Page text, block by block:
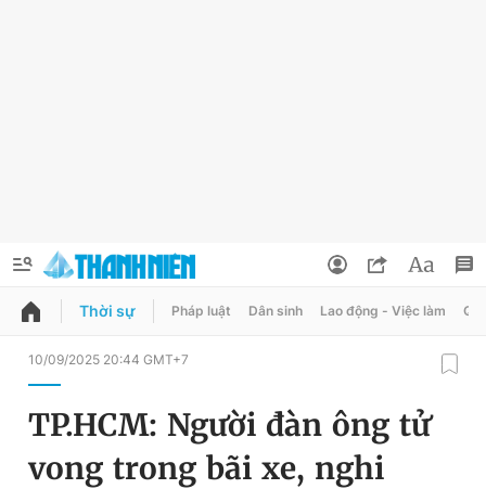
QUẢNG CÁO
Đổi mật khẩu
Tin đã lưu
Thời sự Pháp luật Dân sinh Lao động - Việc làm
10/09/2025 20:44 GMT+7
TP.HCM: Người đàn ông tử
vong trong bãi xe, nghi